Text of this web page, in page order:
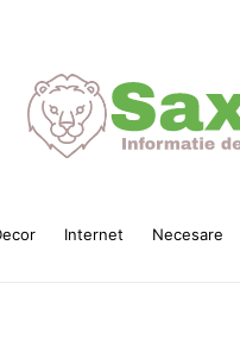
Internet Necesare